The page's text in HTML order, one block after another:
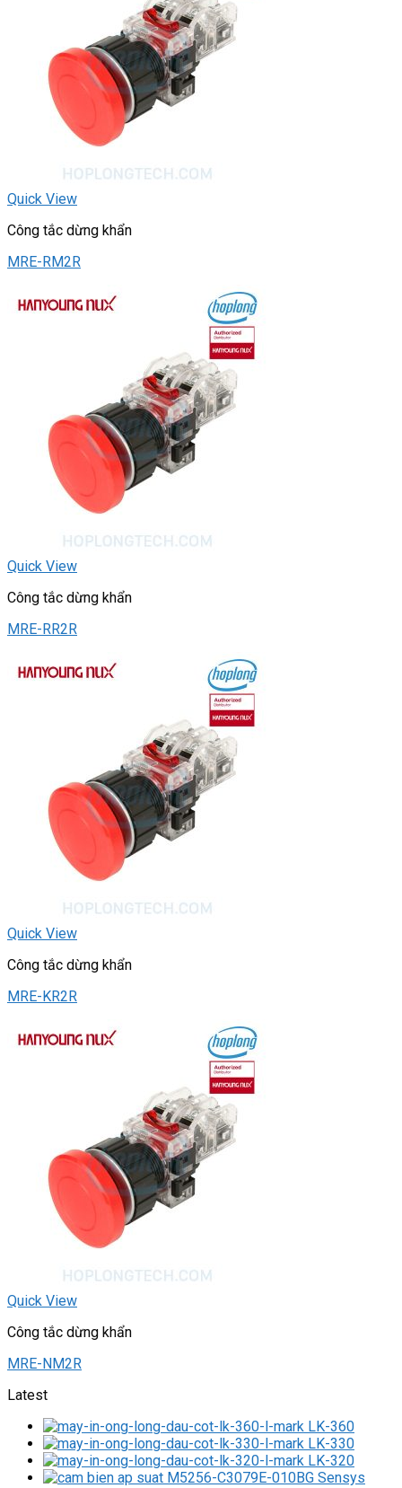
Quick View
Công tắc dừng khẩn
MRE-RM2R
Quick View
Công tắc dừng khẩn
MRE-RR2R
Quick View
Công tắc dừng khẩn
MRE-KR2R
Quick View
Công tắc dừng khẩn
MRE-NM2R
Latest
LK-360
LK-330
LK-320